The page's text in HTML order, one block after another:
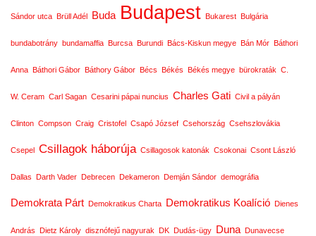
Sándor utca Brüll Adél Buda Budapest Bukarest Bulgária
bundabotrány bundamaffia Burcsa Burundi Bács-Kiskun megye Bán Mór Báthori
Anna Báthori Gábor Báthory Gábor Bécs Békés Békés megye bürokraták C.
W. Ceram Carl Sagan Cesarini pápai nuncius Charles Gati Civil a pályán
Clinton Compson Craig Cristofel Csapó József Csehország Csehszlovákia
Csepel Csillagok háborúja Csillagosok katonák Csokonai Csont László
Dallas Darth Vader Debrecen Dekameron Demján Sándor demográfia
Demokrata Párt Demokratikus Charta Demokratikus Koalíció Dienes
András Dietz Károly disznófejű nagyurak DK Dudás-ügy Duna Dunavecse